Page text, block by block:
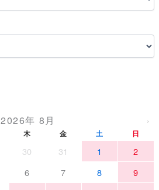
2026年 8月 ›
木 金 土 日
30 31 1
2
6 7 8
9